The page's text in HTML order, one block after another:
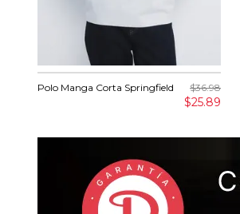
Polo Manga Corta Springfield $36.98
$25.89